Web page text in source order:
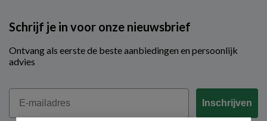
Schrijf je in voor onze nieuwsbrief
Ontvang als eerste de beste aanbiedingen en persoonlijk
advies
Email
Inschrijven